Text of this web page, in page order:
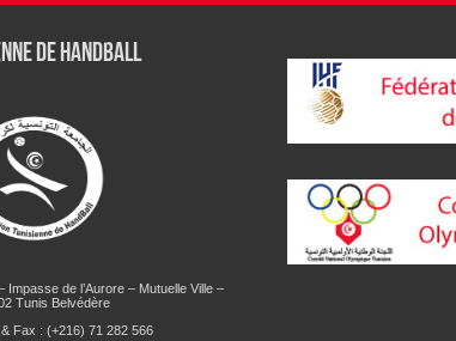
de Handball
de l’Aurore – Mutuelle Ville –
Tunis Belvédère
Fax : (+216) 71 282 566